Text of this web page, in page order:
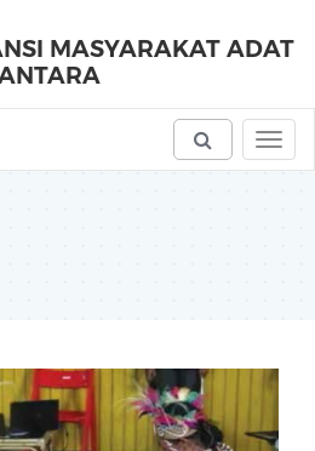
MASYARAKAT ADAT